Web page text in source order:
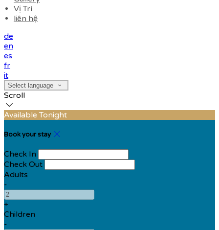
Vị Trí
liên hệ
de
en
es
fr
it
Select language
Scroll
Available Tonight
Book your stay
Check In
Check Out
Adults
-
+
Children
-